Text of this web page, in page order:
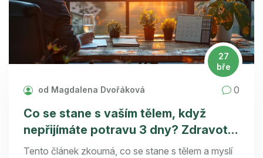
27
bře
od Magdalena Dvořáková 0
Co se stane s vaším tělem, když
nepřijímáte potravu 3 dny? Zdravotní
důsledky a jak se připravit
Tento článek zkoumá, co se stane s tělem a myslí